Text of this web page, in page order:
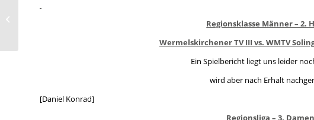
Regionsklasse Männer – 2.
Wermelskirchener TV III vs. WMTV
Ein Spielbericht liegt uns leider
wird aber nach Erhalt
[Daniel Konrad]
Regionsliga – 3.
Jugendspiele vom